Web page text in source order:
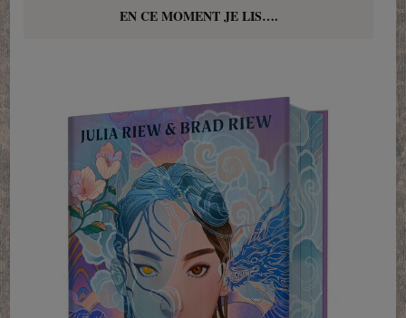
EN CE MOMENT JE LIS….